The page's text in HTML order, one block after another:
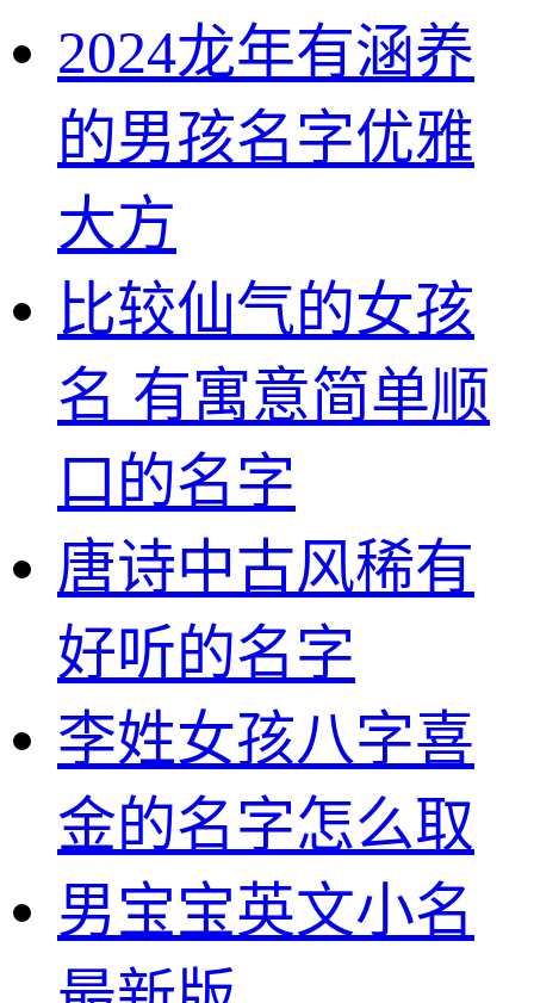
2024龙年有涵养
的男孩名字优雅
大方
比较仙气的女孩
名 有寓意简单顺
口的名字
唐诗中古风稀有
好听的名字
李姓女孩八字喜
金的名字怎么取
男宝宝英文小名